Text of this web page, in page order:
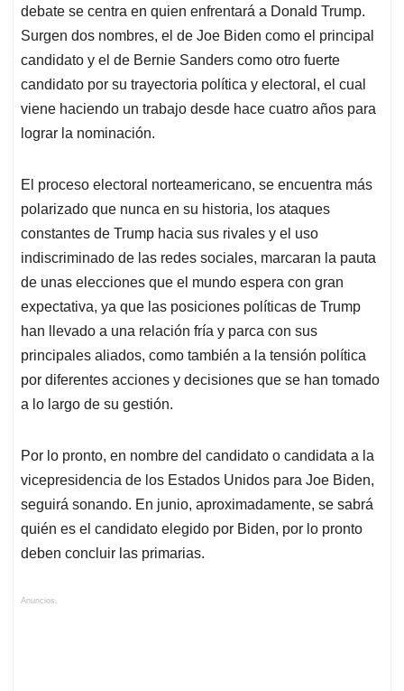
debate se centra en quien enfrentará a Donald Trump.
Surgen dos nombres, el de Joe Biden como el principal
candidato y el de Bernie Sanders como otro fuerte
candidato por su trayectoria política y electoral, el cual
viene haciendo un trabajo desde hace cuatro años para
lograr la nominación.
El proceso electoral norteamericano, se encuentra más
polarizado que nunca en su historia, los ataques
constantes de Trump hacia sus rivales y el uso
indiscriminado de las redes sociales, marcaran la pauta
de unas elecciones que el mundo espera con gran
expectativa, ya que las posiciones políticas de Trump
han llevado a una relación fría y parca con sus
principales aliados, como también a la tensión política
por diferentes acciones y decisiones que se han tomado
a lo largo de su gestión.
Por lo pronto, en nombre del candidato o candidata a la
vicepresidencia de los Estados Unidos para Joe Biden,
seguirá sonando. En junio, aproximadamente, se sabrá
quién es el candidato elegido por Biden, por lo pronto
deben concluir las primarias.
Anuncios.